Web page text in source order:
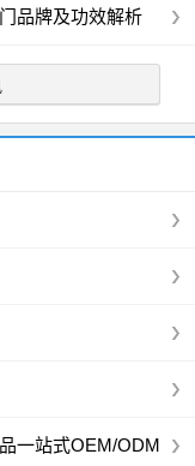
品牌及功效解析
一站式OEM/ODM